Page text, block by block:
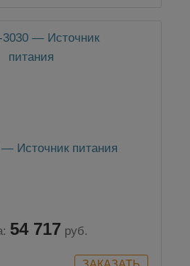
Источник питания
54 717 руб.